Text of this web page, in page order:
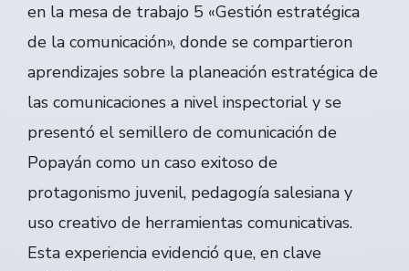
en la mesa de trabajo 5 «Gestión estratégica
de la comunicación», donde se compartieron
aprendizajes sobre la planeación estratégica de
las comunicaciones a nivel inspectorial y se
presentó el semillero de comunicación de
Popayán como un caso exitoso de
protagonismo juvenil, pedagogía salesiana y
uso creativo de herramientas comunicativas.
Esta experiencia evidenció que, en clave